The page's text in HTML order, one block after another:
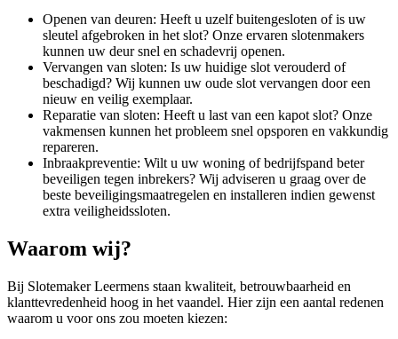
Openen van deuren: Heeft u uzelf buitengesloten of is uw
sleutel afgebroken in het slot? Onze ervaren slotenmakers
kunnen uw deur snel en schadevrij openen.
Vervangen van sloten: Is uw huidige slot verouderd of
beschadigd? Wij kunnen uw oude slot vervangen door een
nieuw en veilig exemplaar.
Reparatie van sloten: Heeft u last van een kapot slot? Onze
vakmensen kunnen het probleem snel opsporen en vakkundig
repareren.
Inbraakpreventie: Wilt u uw woning of bedrijfspand beter
beveiligen tegen inbrekers? Wij adviseren u graag over de
beste beveiligingsmaatregelen en installeren indien gewenst
extra veiligheidssloten.
Waarom wij?
Bij Slotemaker Leermens staan kwaliteit, betrouwbaarheid en
klanttevredenheid hoog in het vaandel. Hier zijn een aantal redenen
waarom u voor ons zou moeten kiezen: